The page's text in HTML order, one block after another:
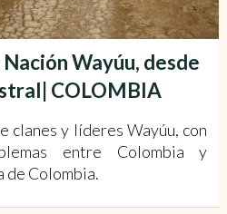
Wayúu, desde
COLOMBIA
clanes y líderes Wayúu, con
entre Colombia y
de Colombia.